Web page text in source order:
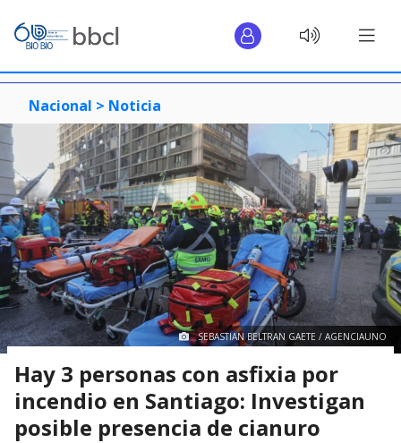
Nacional > Noticia
SEBASTIAN BELTRAN GAETE / AGENCIAUNO
Hay 3 personas con asfixia por
incendio en Santiago: Investigan
posible presencia de cianuro